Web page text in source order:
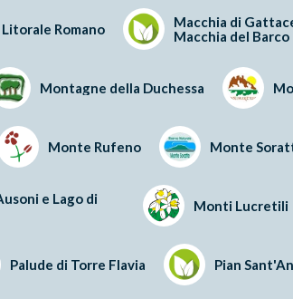
Litorale Romano
Macchia di
Macchia del Barco
Montagne della Duchessa
Monte Rufeno Monte
e Lago di
Monti Lucretili
Palude di Torre Flavia Pian